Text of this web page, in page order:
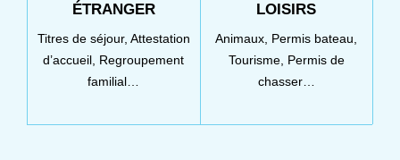
ÉTRANGER
Titres de séjour, Attestation
d’accueil, Regroupement
familial…
LOISIRS
Animaux, Permis bateau,
Tourisme, Permis de
chasser…